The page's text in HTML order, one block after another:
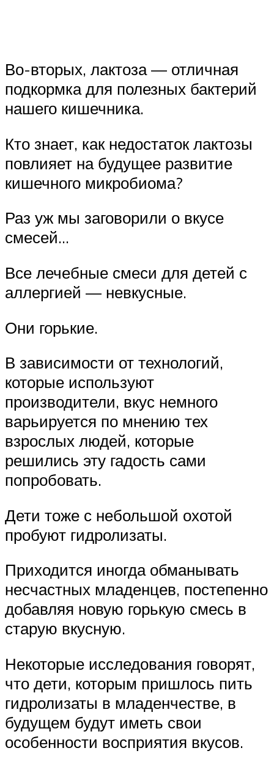
Во-вторых, лактоза — отличная
подкормка для полезных бактерий
нашего кишечника.
Кто знает, как недостаток лактозы
повлияет на будущее развитие
кишечного микробиома?
Раз уж мы заговорили о вкусе
смесей…
Все лечебные смеси для детей с
аллергией — невкусные.
Они горькие.
В зависимости от технологий,
которые используют
производители, вкус немного
варьируется по мнению тех
взрослых людей, которые
решились эту гадость сами
попробовать.
Дети тоже с небольшой охотой
пробуют гидролизаты.
Приходится иногда обманывать
несчастных младенцев, постепенно
добавляя новую горькую смесь в
старую вкусную.
Некоторые исследования говорят,
что дети, которым пришлось пить
гидролизаты в младенчестве, в
будущем будут иметь свои
особенности восприятия вкусов.